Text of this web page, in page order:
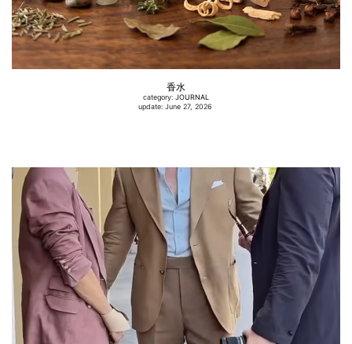
香水
category: JOURNAL
update: June 27, 2026